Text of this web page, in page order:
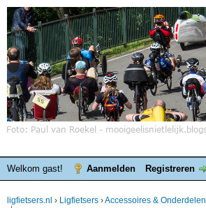
Welkom gast! Aanmelden Registreren
ligfietsers.nl › Ligfietsers ›Accessoires & Onderdelen